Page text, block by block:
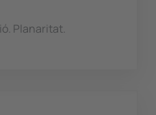
Planaritat.